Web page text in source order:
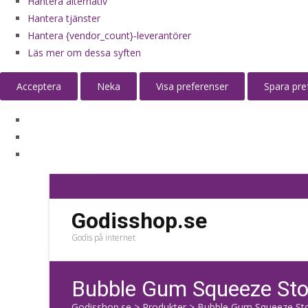
Hantera tjänster
Hantera {vendor_count}-leverantörer
Läs mer om dessa syften
Acceptera Neka Visa preferenser Spara
Godisshop.se
Godis på internet
Bubble Gum Squeeze